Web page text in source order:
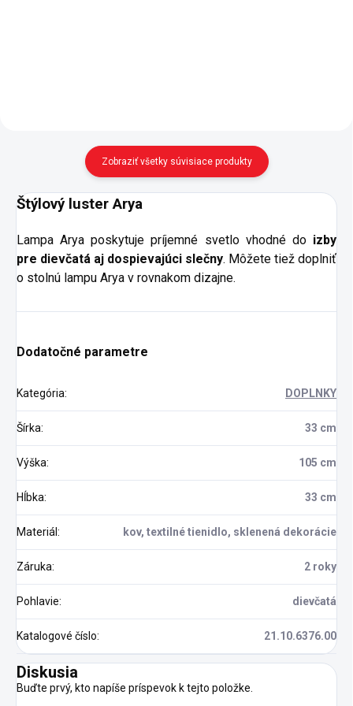
Zobraziť všetky súvisiace produkty
Štýlový luster Arya
Lampa Arya poskytuje príjemné svetlo vhodné do izby
pre dievčatá aj dospievajúci slečny. Môžete tiež doplniť
o stolnú lampu Arya v rovnakom dizajne.
Dodatočné parametre
Kategória: DOPLNKY
Šírka: 33 cm
Výška: 105 cm
Hĺbka: 33 cm
Materiál: kov, textilné tienidlo, sklenená dekorácie
Záruka: 2 roky
Pohlavie: dievčatá
Katalogové číslo: 21.10.6376.00
Diskusia
Buďte prvý, kto napíše príspevok k tejto položke.